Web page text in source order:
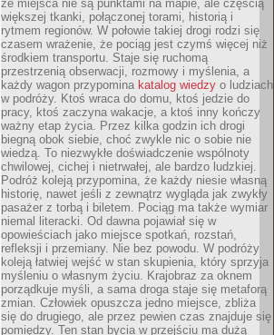
że miejsca nie są punktami na mapie, ale częścią
większej tkanki, połączonej torami, historią i
rytmem regionów. W połowie takiej drogi rodzi się
czasem wrażenie, że pociąg jest czymś więcej niż
środkiem transportu. Staje się ruchomą
przestrzenią obserwacji, rozmowy i myślenia, a
każdy wagon przypomina katalog wiedzy o ludziach
w podróży. Ktoś wraca do domu, ktoś jedzie do
pracy, ktoś zaczyna wakacje, a ktoś inny kończy
ważny etap życia. Przez kilka godzin ich drogi
biegną obok siebie, choć zwykle nic o sobie nie
wiedzą. To niezwykłe doświadczenie wspólnoty
chwilowej, cichej i nietrwałej, ale bardzo ludzkiej.
Podróż koleją przypomina, że każdy niesie własną
historię, nawet jeśli z zewnątrz wygląda jak zwykły
pasażer z torbą i biletem. Pociąg ma także wymiar
niemal literacki. Od dawna pojawiał się w
opowieściach jako miejsce spotkań, rozstań,
refleksji i przemiany. Nie bez powodu. W podróży
koleją łatwiej wejść w stan skupienia, który sprzyja
myśleniu o własnym życiu. Krajobraz za oknem
porządkuje myśli, a sama droga staje się metaforą
zmian. Człowiek opuszcza jedno miejsce, zbliża
się do drugiego, ale przez pewien czas znajduje się
pomiędzy. Ten stan bycia w przejściu ma dużą